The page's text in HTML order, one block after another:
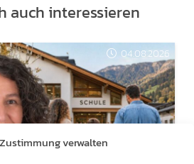
verwalten
auch interessieren
04.08.2026